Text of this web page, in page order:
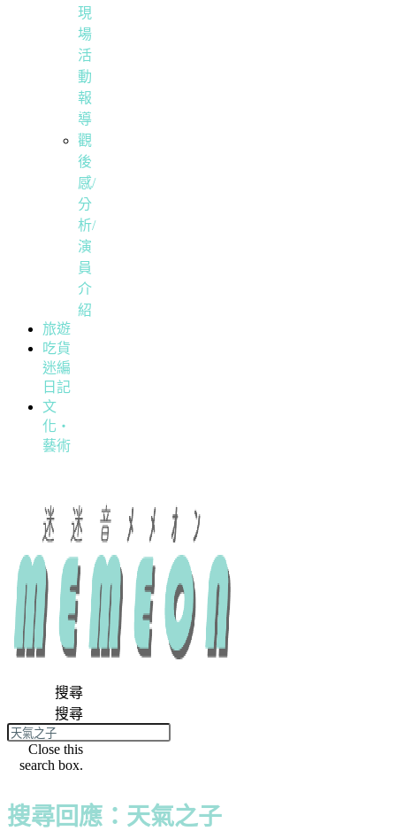
現
場
活
動
報
導
觀
後
感/
分
析/
演
員
介
紹
旅遊
吃貨
迷編
日記
文
化・
藝術
搜尋
搜尋
Close this
search box.
搜尋回應：天氣之子